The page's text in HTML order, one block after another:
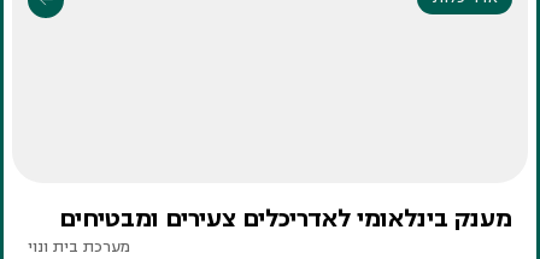
מענק בינלאומי לאדריכלים צעירים ומבטיחים
מערכת בית ונוי